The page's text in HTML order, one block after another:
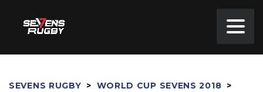
SEVENS RUGBY > WORLD CUP SEVENS 2018 >